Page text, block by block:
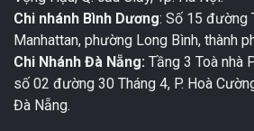
Chi nhánh Bình Dương: Số 15 đường
Manhattan, phường Long Bình, thành
Chi Nhánh Đà Nẵng: Tầng 3 Toà nhà
số 02 đường 30 Tháng 4, P. Hoà
Đà Nẵng.